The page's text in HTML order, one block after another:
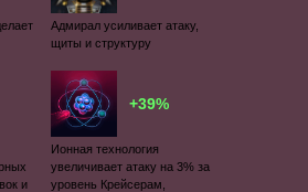
Адмирал усиливает атаку,
щиты и структуру
и
+39%
Ионная технология
увеличивает атаку на 3% за
уровень Крейсерам,